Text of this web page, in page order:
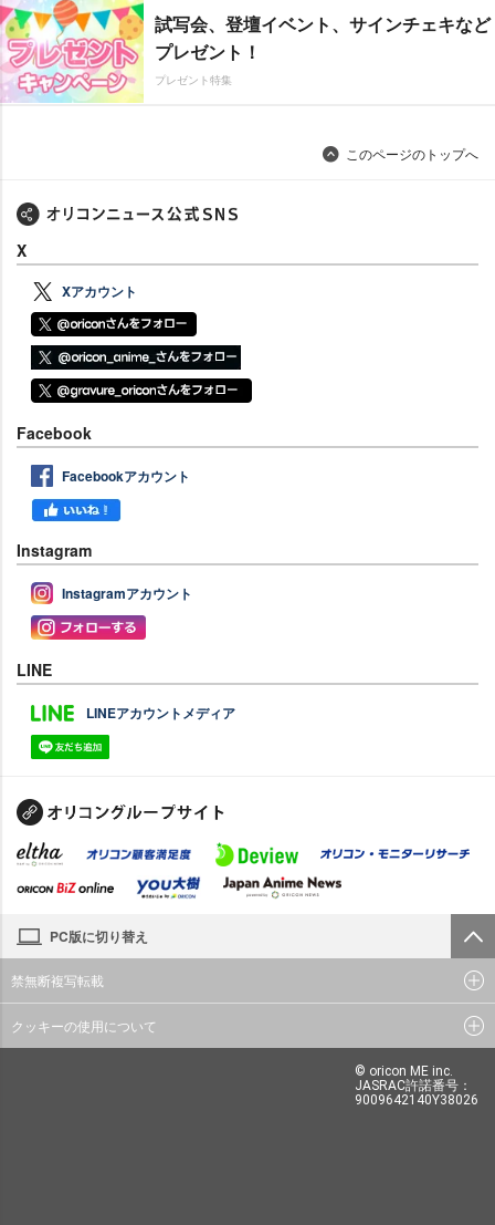
試写会、登壇イベント、サインチェキなど
プレゼント！
プレゼント特集
このページのトップへ
X
Xアカウント
Facebook
Facebookアカウント
Instagram
Instagramアカウント
LINE
LINEアカウントメディア
PC版に切り替え
禁無断複写転載
クッキーの使用について
© oricon ME inc.
JASRAC許諾番号：
9009642140Y38026